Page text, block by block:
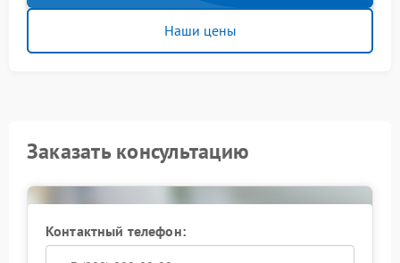
Наши цены
Заказать консультацию
Контактный телефон: